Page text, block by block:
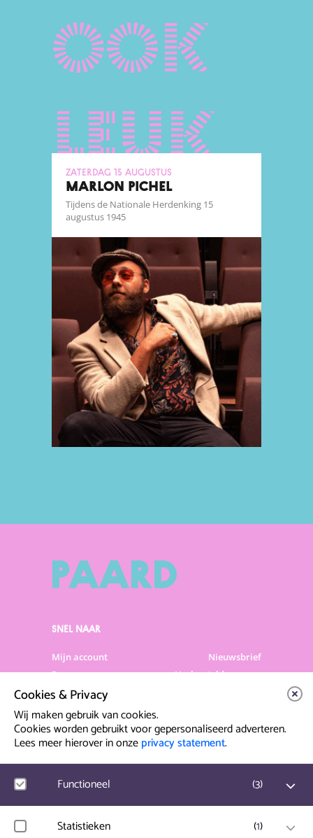
ook
leuk
zaterdag 15 augustus
MARLON PICHEL
Tijdens de Nationale Herdenking 15
augustus 1945
SNEL NAAR
Mijn account
Nieuwsbrief
Programma
Veelgestelde vragen
Partners & Sponsoren
Artiesten info
info@paard.nl
Cookies & Privacy
Wij maken gebruik van cookies.
Cookies worden gebruikt voor gepersonaliseerd adverteren.
Lees meer hierover in onzeprivacy statement.
Functioneel (3)
Google Analytics
Statistieken (1)